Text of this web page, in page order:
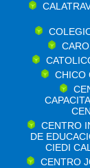
CHICO
CENTRO
DE
CIEDI
CENTRO